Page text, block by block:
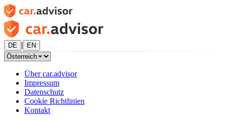
DE | EN
Über car.advisor
Impressum
Datenschutz
Cookie Richtlinien
Kontakt